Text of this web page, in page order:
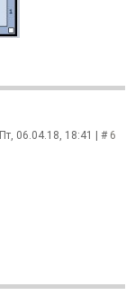
Пт, 06.04.18, 18:41 | # 6